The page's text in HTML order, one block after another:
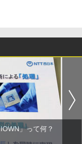
」って何？